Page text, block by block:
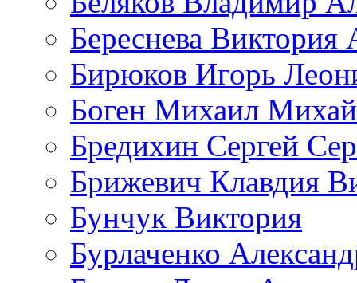
Береснева Виктория
Бирюков Игорь
Боген Михаил
Бредихин Сергей
Брижевич Клавдия
Бунчук Виктория
Бурлаченко